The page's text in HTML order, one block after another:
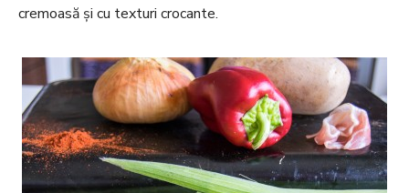
cremoasă și cu texturi crocante.